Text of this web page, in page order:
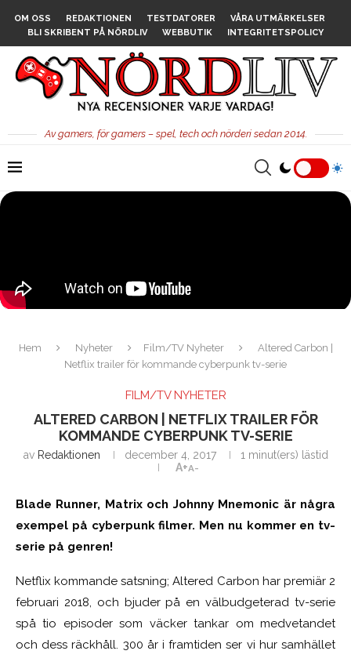
OM OSS REDAKTIONEN TESTDATORER
VÅRA UTMÄRKELSER
BLI SKRIBENT PÅ NÖRDLIV
WEBBUTIK INTEGRITETSPOLICY
Av gamers, för gamers – spel, tech och nörderi sedan 2014.
Hem Nyheter Film/TV Nyheter
Altered Carbon |
Netflix trailer för kommande cyberpunk tv-serie
FILM/TV NYHETER
ALTERED CARBON | NETFLIX TRAILER FÖR
KOMMANDE CYBERPUNK TV-SERIE
av Redaktionen december 4, 2017
1 minut(ers) lästid
A+A-
Blade Runner, Matrix och Johnny Mnemonic är några
exempel på cyberpunk filmer. Men nu kommer en tv-
serie på genren!
Netflix kommande satsning; Altered Carbon har premiär 2
februari 2018, och bjuder på en välbudgeterad tv-serie
spå tio episoder som väcker tankar om medvetandet
och dess räckhåll. 300 år i framtiden ser vi hur samhället